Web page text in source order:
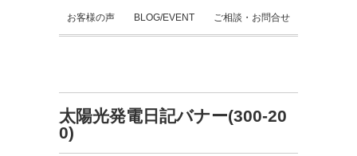
お客様の声 BLOG/EVENT ご相談・お問合せ
太陽光発電日記バナー(300-20
0)